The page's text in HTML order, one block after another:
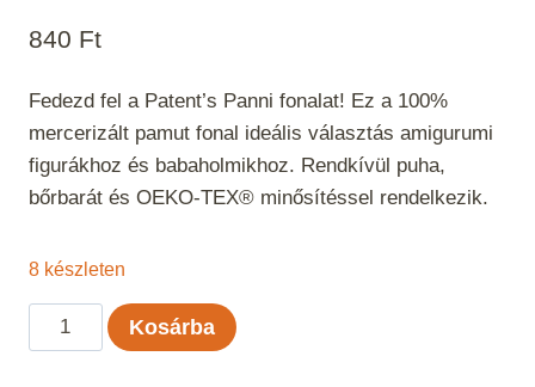
840 Ft
Fedezd fel a Patent’s Panni fonalat! Ez a 100%
mercerizált pamut fonal ideális választás amigurumi
figurákhoz és babaholmikhoz. Rendkívül puha,
bőrbarát és OEKO-TEX® minősítéssel rendelkezik.
8 készleten
Panni
-
Kosárba